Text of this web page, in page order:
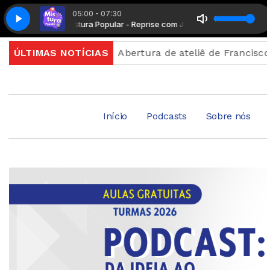
05:00 - 07:30
Mistura Popular - Reprise com João MarcusMistura
ÚLTIMAS NOTÍCIAS
inscrição Abertura de ateliê de Francisco
Início Podcasts Sobre nós